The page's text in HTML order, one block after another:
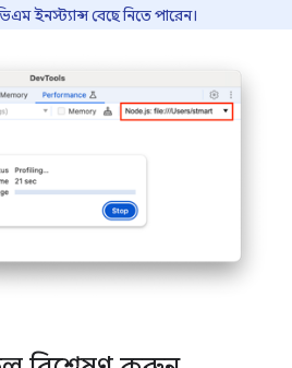
ইনস্ট্যান্স বেছে নিতে পারেন।